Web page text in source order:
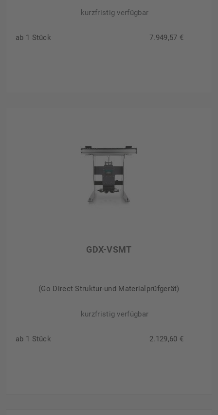
kurzfristig verfügbar
ab 1 Stück 7.949,57 €
GDX-VSMT
(Go Direct Struktur-und Materialprüfgerät)
kurzfristig verfügbar
ab 1 Stück 2.129,60 €